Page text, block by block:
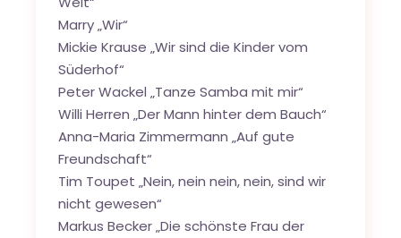
Marry „Wir“
Mickie Krause „Wir sind die Kinder vom
Süderhof“
Peter Wackel „Tanze Samba mit mir“
Willi Herren „Der Mann hinter dem Bauch“
Anna-Maria Zimmermann „Auf gute
Freundschaft“
Tim Toupet „Nein, nein nein, nein, sind wir
nicht gewesen“
Markus Becker „Die schönste Frau der